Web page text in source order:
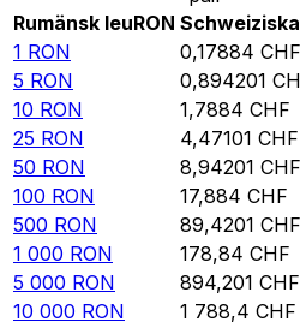
Rumänsk leuRON
1 RON 0,17884 CHF
5 RON 0,894201
10 RON 1,7884 CHF
25 RON 4,47101 CHF
50 RON 8,94201 CHF
100 RON 17,884 CHF
500 RON 89,4201 CHF
1 000 RON 178,84 CHF
5 000 RON 894,201 CHF
10 000 RON 1 788,4 CHF